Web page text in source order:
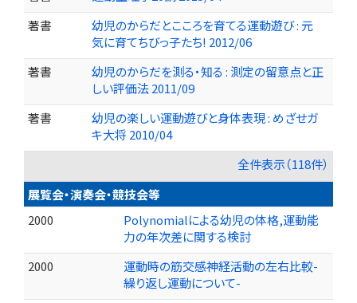
著書
幼児のからだとこころを育てる運動遊び : 元
気に育てちびっ子たち! 2012/06
著書
幼児のからだを測る・知る : 測定の留意点と正
しい評価法 2011/09
著書
幼児の楽しい運動遊びと身体表現 : めざせガ
キ大将 2010/04
全件表示（118件）
展覧会・演奏会・競技会等
2000
Polynomialによる幼児の体格,運動能
力の年次差に関する検討
2000
運動時の筋交感神経活動の左右比較-
繰り返し運動について-